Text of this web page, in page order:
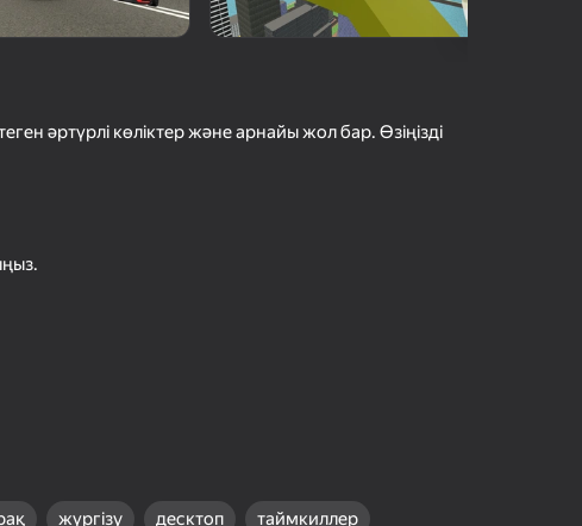
Ойын туралы толығырақ
әртүрлі көліктер және арнайы жол бар. Өзіңізді
жүргізу десктоп таймкиллер